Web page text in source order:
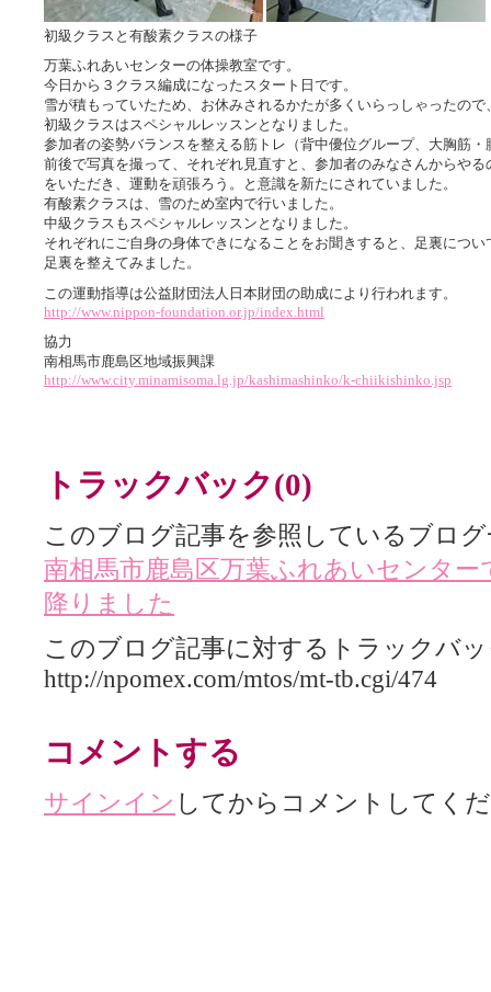
初級クラスと有酸素クラスの様子
万葉ふれあいセンターの体操教室です。
今日から３クラス編成になったスタート日です。
雪が積もっていたため、お休みされるかたが多くいらっしゃったので
初級クラスはスペシャルレッスンとなりました。
参加者の姿勢バランスを整える筋トレ（背中優位グループ、大胸筋
前後で写真を撮って、それぞれ見直すと、参加者のみなさんからや
をいただき、運動を頑張ろう。と意識を新たにされていました。
有酸素クラスは、雪のため室内で行いました。
中級クラスもスペシャルレッスンとなりました。
それぞれにご自身の身体できになることをお聞きすると、足裏につ
足裏を整えてみました。
この運動指導は公益財団法人日本財団の助成により行われます。
http://www.nippon-foundation.or.jp/index.html
協力
南相馬市鹿島区地域振興課
http://www.city.minamisoma.lg.jp/kashimashinko/k-chiikishinko.jsp
トラックバック(0)
このブログ記事を参照しているブロ
南相馬市鹿島区万葉ふれあいセンタ
降りました
このブログ記事に対するトラックバ
http://npomex.com/mtos/mt-tb.cgi/474
コメントする
サインイン してからコメントしてく